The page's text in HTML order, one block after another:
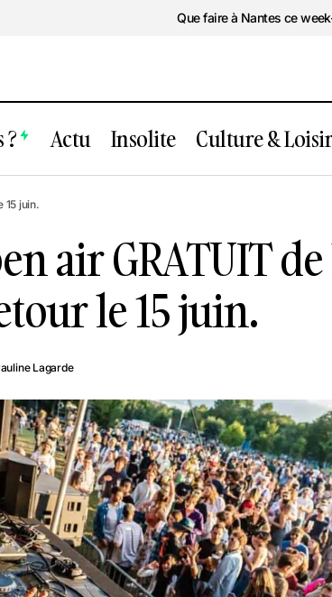
Que faire à Nantes ce
? Actu Insolite Culture &
Le plus gros open air GRATUIT
15 juin.
air GRATUIT
le 15 juin.
Lagarde